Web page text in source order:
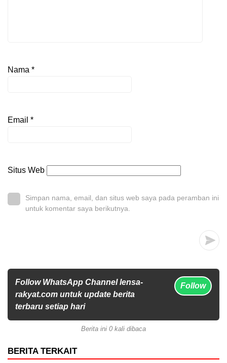
Nama *
Email *
Situs Web
Simpan nama, email, dan situs web saya pada peramban ini
untuk komentar saya berikutnya.
Follow WhatsApp Channel lensa-
rakyat.com untuk update berita
terbaru setiap hari
Follow
Berita ini 0 kali dibaca
BERITA TERKAIT